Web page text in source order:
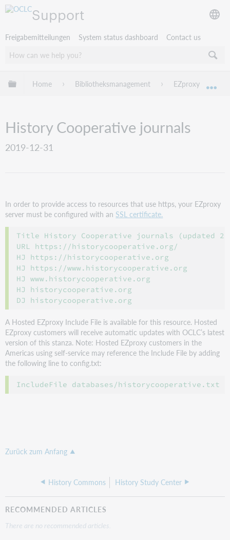
Support
Freigabemitteilungen System status dashboard Contact us
Globale Hierarchie expandieren/verbergen
Home Bibliotheksmanagement EZproxy
History Cooperative journals
2019-12-31
In order to provide access to resources that use https, your EZproxy
server must be configured with an SSL certificate.
Title History Cooperative journals (updated
URL https://historycooperative.org/
HJ https://historycooperative.org
HJ https://www.historycooperative.org
HJ www.historycooperative.org
HJ historycooperative.org
A Hosted EZproxy Include File is available for this resource. Hosted
EZproxy customers will receive automatic updates with OCLC’s latest
version of this stanza. Note: Hosted EZproxy customers in the
Americas using self-service may reference the Include File by adding
the following line to config.txt:
Zurück zum Anfang
History Commons History Study Center
RECOMMENDED ARTICLES
There are no recommended articles.